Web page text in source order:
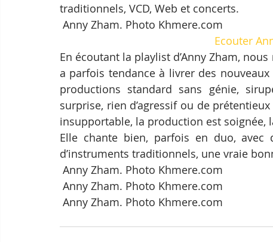
traditionnels, VCD, Web et concerts.
Anny Zham. Photo Khmere.com
Ecouter
En écoutant la playlist d’Anny Zham,
a parfois tendance à livrer des
productions standard sans génie,
surprise, rien d’agressif ou de
insupportable, la production est soignée,
Elle chante bien, parfois en duo, avec
d’instruments traditionnels, une vraie
Anny Zham. Photo Khmere.com
Anny Zham. Photo Khmere.com
Anny Zham. Photo Khmere.com